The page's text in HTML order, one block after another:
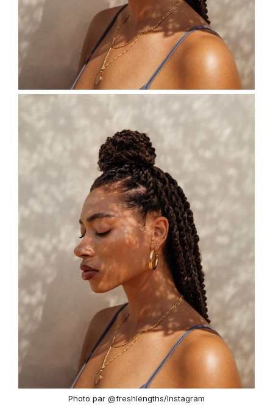
Photo par @freshlengths/Instagram